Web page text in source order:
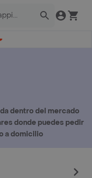
dentro del mercado
donde puedes pedir
a domicilio